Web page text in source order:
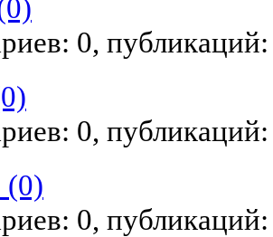
0,
0,
(0)
0,